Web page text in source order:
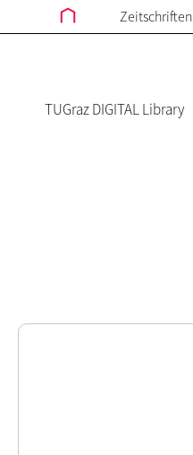
Zeitschriften
TUGraz DIGITAL Library